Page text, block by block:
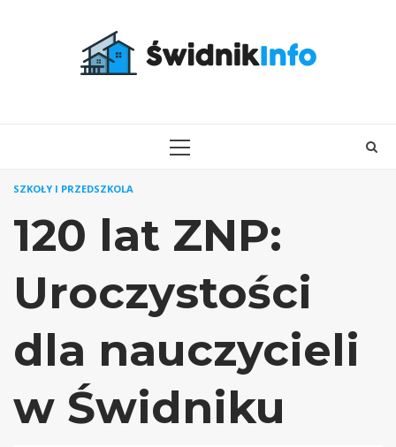
PRIMARY
SZKOŁY I PRZEDSZKOLA
120 lat ZNP:
Uroczystości
dla nauczycieli
w Świdniku